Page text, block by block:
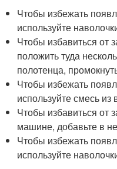
Чтобы избежать
используйте
Чтобы избавиться от
положить туда
полотенца,
Чтобы избежать
используйте смесь
Чтобы избавиться от
машине, добавьте в
Чтобы избежать
используйте